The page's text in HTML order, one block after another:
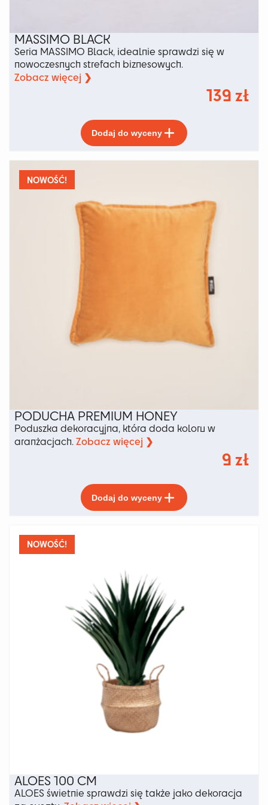
MASSIMO BLACK
Seria MASSIMO Black, idealnie sprawdzi się w
nowoczesnych strefach biznesowych.
Zobacz więcej ❯
139 zł
Dodaj do wyceny
produkt
ma
wiele
wybrać
NOWOŚĆ!
PODUCHA PREMIUM HONEY
Poduszka dekoracyjna, która doda koloru w
aranżacjach.Zobacz więcej ❯
9 zł
Dodaj do wyceny
produkt
ma
wybrać
na
stronie
produktu
NOWOŚĆ!
ALOES 100 CM
ALOES świetnie sprawdzi się także jako dekoracja